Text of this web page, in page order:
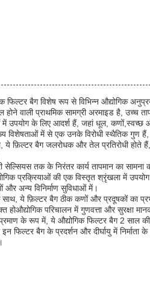
फिल्टर बैग विशेष रूप से विभिन्न औद्योगिक
होने वाली प्राथमिक सामग्री अरमाइड है, उच्च
में उपयोग के लिए आदर्श हैं, जहां धूल, कणों,स्वच्छ
विशेषताओं में से एक उनके विरोधी स्थैतिक गुण
फ़िल्टर बैग जलरोधक और तेल प्रतिरोधी होते हैं,
सेल्सियस तक के निरंतर कार्य तापमान का
प्रक्रियाओं की एक विस्तृत श्रृंखला में
और अन्य विनिर्माण सुविधाओं में।
ये फ़िल्टर बैग ठीक कणों और प्रदूषकों का
होऔद्योगिक परिचालन में गुणवत्ता और सुरक्षा
के रूप में, ये औद्योगिक फिल्टर बैग 2 साल
फिल्टर बैग के प्रदर्शन और दीर्घायु में